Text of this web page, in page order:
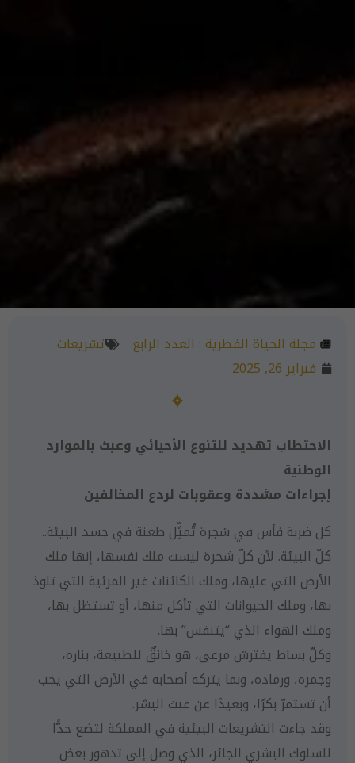
مجلة الحياة الفطرية : العدد الرابع
تشريعات
فبراير 26, 2025
الاحتطاب تهديد للتنوع الأحيائي وعبث بالموارد
الوطنية
إجراءات مشددة وعقوبات لردع المخالفين
كل ضربة فأس في شجرة تُمثِّل طعنة في جسد البيئة..
كلّ البيئة. لأن كلّ شجرة ليست ملك نفسها، إنها ملك
الأرض التي عليها، وملك الكائنات غير المرئية التي تلوذ
بها، وملك الحيوانات التي تأكل منها، أو تستظل بها،
وملك الهواء الذي “يتنفس” بها.
وكلّ بساط يفترش مرعى، هو خانقٌ للطبيعة، بناره،
وجمره، ورماده، وبما يتركه أصحابه في الأرض التي يجب
أن تستمرّ بكرًا، وبعيدًا عن عبث البشر.
وقد جاءت التشريعات البيئية في المملكة لتضع حدًّا
للسلوك البشري الجائر، الذي وصل إلى تدهور بعض